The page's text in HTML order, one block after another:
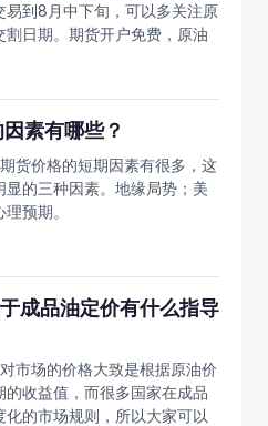
易到8月中下旬，可以多关注原
日期。期货开户免费，原油
市时间太短，那么可以根据
，作为我们交易INE原油期货
，都是围绕原油价值上下波
体分析。国内原油价格，有
格的联动性非常强，预计跳
盘走势影响较大，这时经集
的开盘价就非常重要，要多
素有哪些？
货价格的短期因素有很多，这
的三种因素。地缘局势；美
预期。
成品油定价有什么指导
市场的价格大致是根据原油价
收益值，而很多国家在成品
的市场规则，所以大家可以